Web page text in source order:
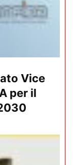
Vice
per il